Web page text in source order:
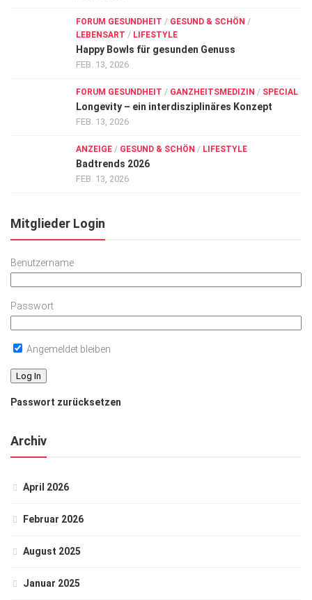
FORUM GESUNDHEIT / GESUND & SCHÖN /
LEBENSART / LIFESTYLE
Happy Bowls für gesunden Genuss
FEB. 13, 2026
FORUM GESUNDHEIT / GANZHEITSMEDIZIN / SPECIAL
Longevity – ein interdisziplinäres Konzept
FEB. 13, 2026
ANZEIGE / GESUND & SCHÖN / LIFESTYLE
Badtrends 2026
FEB. 13, 2026
Mitglieder Login
Benutzername
Passwort
Angemeldet bleiben
Passwort zurücksetzen
Archiv
April 2026
Februar 2026
August 2025
Januar 2025